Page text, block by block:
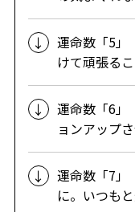
運命数「5
けて頑張る
運命数「6
ョンアップ
運命数「7
に。いつも